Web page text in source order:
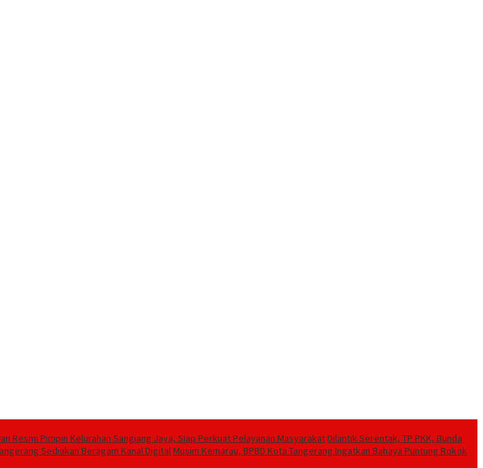
Resmi Pimpin Kelurahan Sangiang Jaya, Siap Perkuat Pelayanan MasyarakatDilantik Serentak, TP PKK, Bunda
Sediakan Beragam Kanal DigitalMusim Kemarau, BPBD Kota Tangerang Ingatkan Bahaya Puntung Rokok